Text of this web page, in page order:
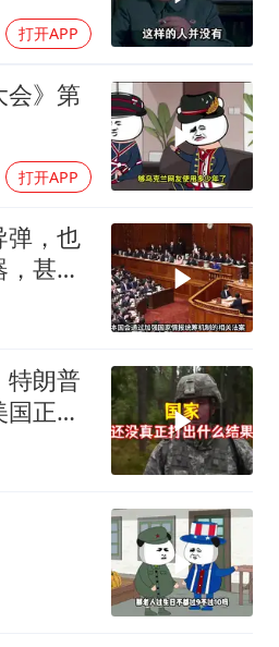
打开APP
会》第
打开APP
弹，也
甚至
特朗普
正重